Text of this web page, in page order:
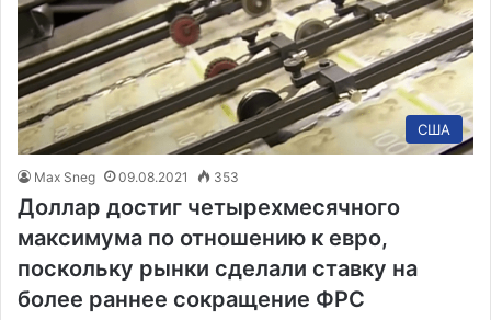
США
Max Sneg 09.08.2021 353
Доллар достиг четырехмесячного
максимума по отношению к евро,
поскольку рынки сделали ставку на
более раннее сокращение ФРС